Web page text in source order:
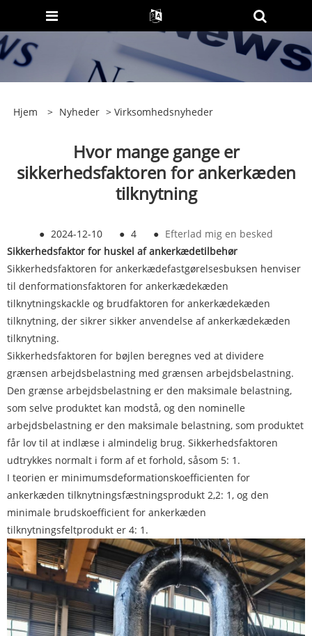
Hjem > Nyheder > Virksomhedsnyheder
Hvor mange gange er
sikkerhedsfaktoren for ankerkæden
tilknytning
● 2024-12-10 ● 4 ● Efterlad mig en besked
Sikkerhedsfaktor for huskel af ankerkædetilbehør
Sikkerhedsfaktoren for ankerkædefastgørelsesbuksen henviser
til denformationsfaktoren for ankerkædekæden
tilknytningskackle og brudfaktoren for ankerkædekæden
tilknytning, der sikrer sikker anvendelse af ankerkædekæden
tilknytning.
Sikkerhedsfaktoren for bøjlen beregnes ved at dividere
grænsen arbejdsbelastning med grænsen arbejdsbelastning.
Den grænse arbejdsbelastning er den maksimale belastning,
som selve produktet kan modstå, og den nominelle
arbejdsbelastning er den maksimale belastning, som produktet
får lov til at indlæse i almindelig brug. Sikkerhedsfaktoren
udtrykkes normalt i form af et forhold, såsom 5: 1.
I teorien er minimumsdeformationskoefficienten for
ankerkæden tilknytningsfæstningsprodukt 2,2: 1, og den
minimale brudskoefficient for ankerkæden
tilknytningsfeltprodukt er 4: 1.